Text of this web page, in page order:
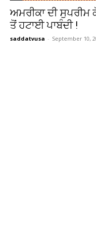
ਅਮਰੀਕਾ ਦੀ
ਤੋਂ ਹਟਾਈ ਪਾਬੰਦੀ !
saddatvusa - September 10,